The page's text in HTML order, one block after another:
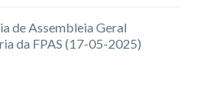
de Assembleia Geral
da FPAS (17-05-2025)